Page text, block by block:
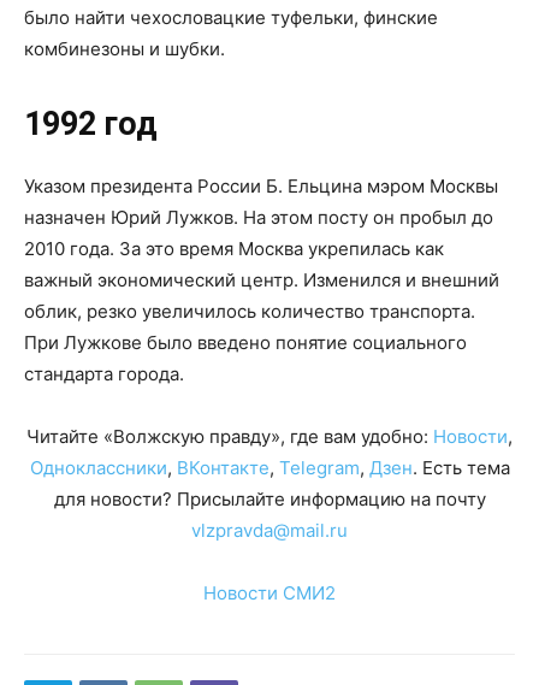
было найти чехословацкие туфельки, финские
комбинезоны и шубки.
1992 год
Указом президента России Б. Ельцина мэром Москвы
назначен Юрий Лужков. На этом посту он пробыл до
2010 года. За это время Москва укрепилась как
важный экономический центр. Изменился и внешний
облик, резко увеличилось количество транспорта.
При Лужкове было введено понятие социального
стандарта города.
Читайте «Волжскую правду», где вам удобно: Новости,
Одноклассники, ВКонтакте, Telegram, Дзен. Есть тема
для новости? Присылайте информацию на почту
vlzpravda@mail.ru
Новости СМИ2